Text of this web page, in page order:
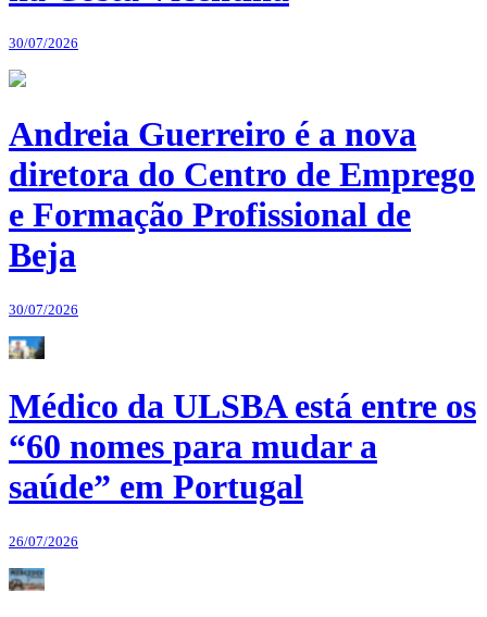
30/07/2026
Andreia Guerreiro é a nova
diretora do Centro de Emprego
e Formação Profissional de
Beja
30/07/2026
Médico da ULSBA está entre os
“60 nomes para mudar a
saúde” em Portugal
26/07/2026